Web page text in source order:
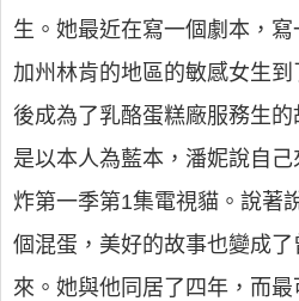
生。她最近在寫一個劇本，
加州林肯的地區的敏感女生
後成為了乳酪蛋糕廠服務生
是以本人為藍本，潘妮說自
炸第一季第1集電視貓。說著
個混蛋，美好的故事也變成
來。她與他同居了四年，而